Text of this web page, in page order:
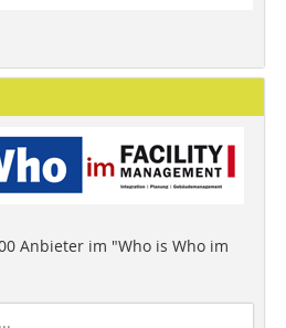
Anbieter im "Who is Who im